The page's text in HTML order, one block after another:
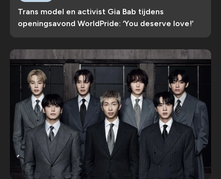
Trans model en activist Gia Bab tijdens
openingsavond WorldPride: ‘You deserve love!’